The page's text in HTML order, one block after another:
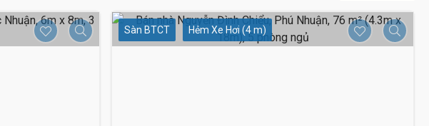
Sàn BTCT Hẻm Xe Hơi (4 m)